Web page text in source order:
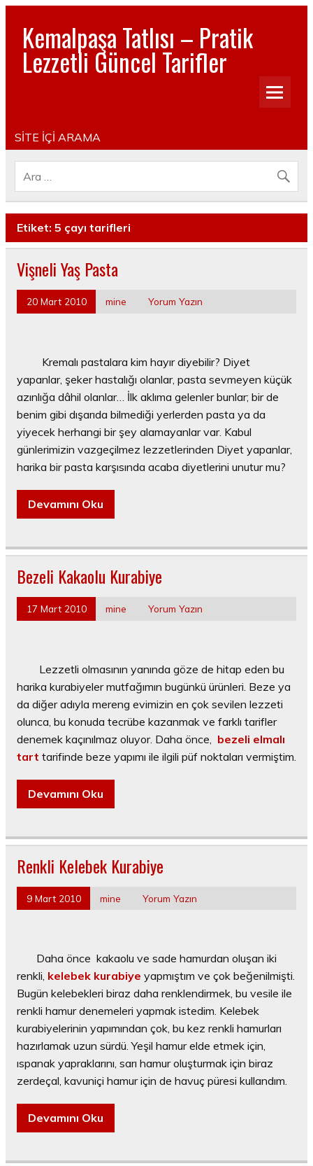
Kemalpaşa Tatlısı – Pratik
Lezzetli Güncel Tarifler
Pratik, lezzetli, Güncel, Resimli, Pasta- Yemek- Kurabiye-
SİTE İÇİ ARAMA
Etiket: 5 çayı tarifleri
Vişneli Yaş Pasta
20 Mart 2010 mine Yorum Yazın
Kremalı pastalara kim hayır diyebilir? Diyet
yapanlar, şeker hastalığı olanlar, pasta sevmeyen küçük
azınlığa dâhil olanlar… İlk aklıma gelenler bunlar; bir de
benim gibi dışarıda bilmediği yerlerden pasta ya da
yiyecek herhangi bir şey alamayanlar var. Kabul
günlerimizin vazgeçilmez lezzetlerinden Diyet yapanlar,
harika bir pasta karşısında acaba diyetlerini unutur mu?
Devamını Oku
Bezeli Kakaolu Kurabiye
17 Mart 2010 mine Yorum Yazın
Lezzetli olmasının yanında göze de hitap eden bu
harika kurabiyeler mutfağımın bugünkü ürünleri. Beze ya
da diğer adıyla mereng evimizin en çok sevilen lezzeti
olunca, bu konuda tecrübe kazanmak ve farklı tarifler
denemek kaçınılmaz oluyor. Daha önce,
bezeli elmalı
tart tarifinde beze yapımı ile ilgili püf noktaları vermiştim.
Devamını Oku
Renkli Kelebek Kurabiye
9 Mart 2010 mine Yorum Yazın
Daha önce kakaolu ve sade hamurdan oluşan iki
renkli, kelebek kurabiye yapmıştım ve çok beğenilmişti.
Bugün kelebekleri biraz daha renklendirmek, bu vesile ile
renkli hamur denemeleri yapmak istedim. Kelebek
kurabiyelerinin yapımından çok, bu kez renkli hamurları
hazırlamak uzun sürdü. Yeşil hamur elde etmek için,
ıspanak yapraklarını, sarı hamur oluşturmak için biraz
zerdeçal, kavuniçi hamur için de havuç püresi kullandım.
Devamını Oku